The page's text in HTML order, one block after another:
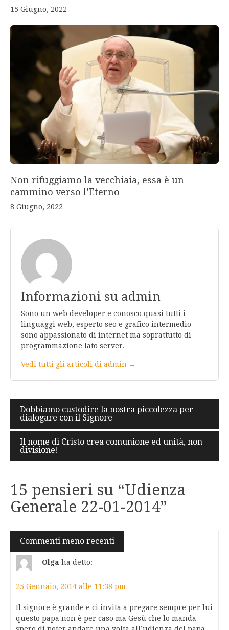
15 Giugno, 2022
Non rifuggiamo la vecchiaia, essa è un
cammino verso l’Eterno
8 Giugno, 2022
Informazioni su admin
Sono un web developer e conosco quasi tutti i
linguaggi web, esperto seo e grafico intermedio
sono appassionato di internet ma soprattutto di
programmazione lato server.
Vedi tutti gli articoli di admin →
Navigazione
articoli
Dobbiamo custodire la nostra piccolezza per
dialogare con il Signore
Il nome di Cristo crea comunione ed unità, non
divisione!
15 pensieri su “Udienza
Generale 22-01-2014”
Navigazione
commenti
Commenti meno recenti
Olga ha detto:
25 Gennaio, 2014 alle 11:38 pm
Il signore è grande e ci invita a pregare sempre per lui
questo papa non è per caso ma Gesù che lo manda